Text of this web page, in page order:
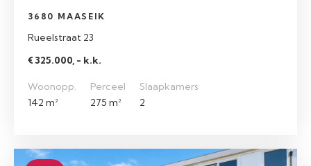
3680 MAASEIK
Rueelstraat 23
€ 325.000, - k.k.
Woonopp.
142 m²
Perceel
275 m²
Slaapkamers
2